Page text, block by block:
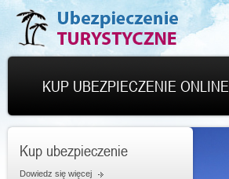
KUP UBEZPIECZENIE ONLINE
Kup ubezpieczenie
Dowiedz się więcej